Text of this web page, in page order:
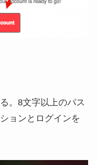
。8文字以上のパス
ョンとログインを